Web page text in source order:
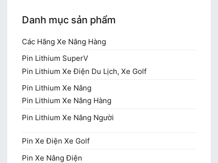
Danh mục sản phẩm
Các Hãng Xe Nâng Hàng
Pin Lithium SuperV
Pin Lithium Xe Điện Du Lịch, Xe Golf
Pin Lithium Xe Nâng
Pin Lithium Xe Nâng Hàng
Pin Lithium Xe Nâng Người
Pin Xe Điện Xe Golf
Pin Xe Nâng Điện